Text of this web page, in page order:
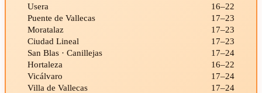
Usera
16–22
Puente de Vallecas
17–23
Moratalaz
17–23
Ciudad Lineal
17–23
San Blas · Canillejas
17–24
Hortaleza
16–22
Vicálvaro
17–24
Villa de Vallecas
17–24